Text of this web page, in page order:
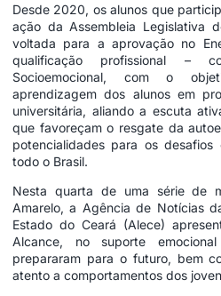
Desde 2020, os alunos que
ação da Assembleia Legislativa
voltada para a aprovação no
qualificação profissional –
Socioemocional, com o
aprendizagem dos alunos em
universitária, aliando a escuta
que favoreçam o resgate da
potencialidades para os
todo o Brasil.
Nesta quarta de uma série de
Amarelo, a Agência de Notícias
Estado do Ceará (Alece)
Alcance, no suporte
prepararam para o futuro, bem
atento a comportamentos dos